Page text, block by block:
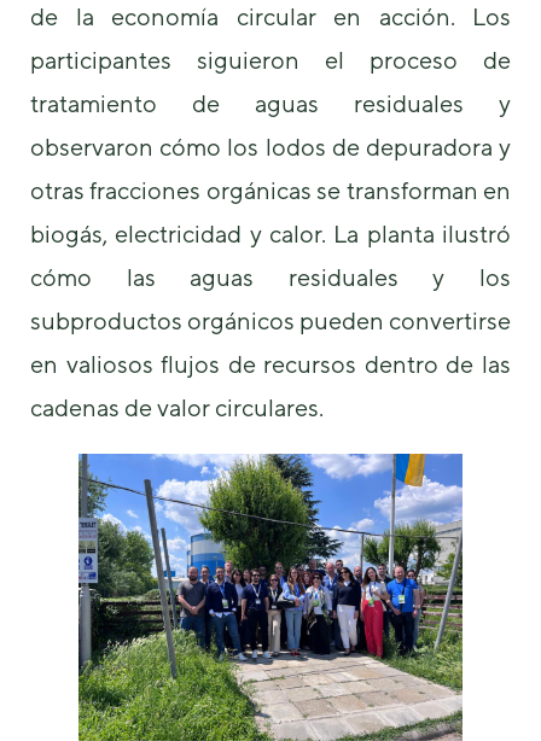
de la economía circular en acción. Los
participantes siguieron el proceso de
tratamiento de aguas residuales y
observaron cómo los lodos de depuradora y
otras fracciones orgánicas se transforman en
biogás, electricidad y calor. La planta ilustró
cómo las aguas residuales y los
subproductos orgánicos pueden convertirse
en valiosos flujos de recursos dentro de las
cadenas de valor circulares.